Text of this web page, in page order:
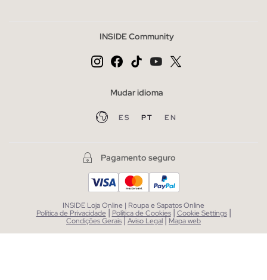
INSIDE Community
Mudar idioma
ES PT EN
Pagamento seguro
INSIDE Loja Online | Roupa e Sapatos Online
Política de Privacidade | Política de Cookies | Cookie Settings |
Condições Gerais|Aviso Legal| Mapa web